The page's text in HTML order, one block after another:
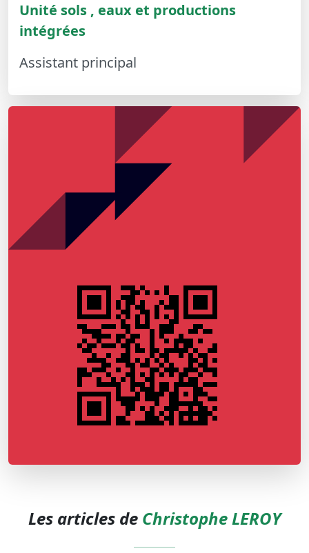
Unité sols , eaux et productions
intégrées
Assistant principal
Les articles de Christophe LEROY